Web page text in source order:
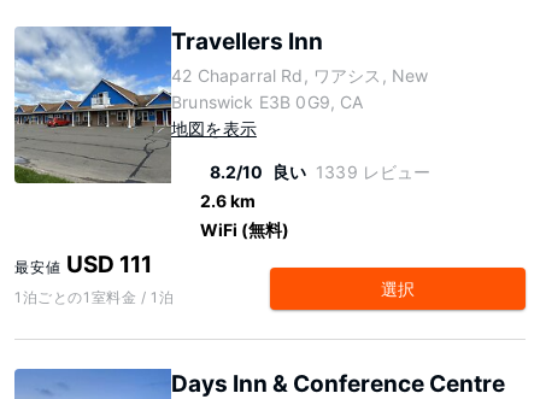
Travellers Inn
42 Chaparral Rd, ワアシス, New
Brunswick E3B 0G9, CA
地図を表示
8.2/10 良い 1339 レビュー
2.6 km
WiFi (無料)
最安値 USD 111
1泊ごとの1室料金 / 1泊 選択
Days Inn & Conference Centre